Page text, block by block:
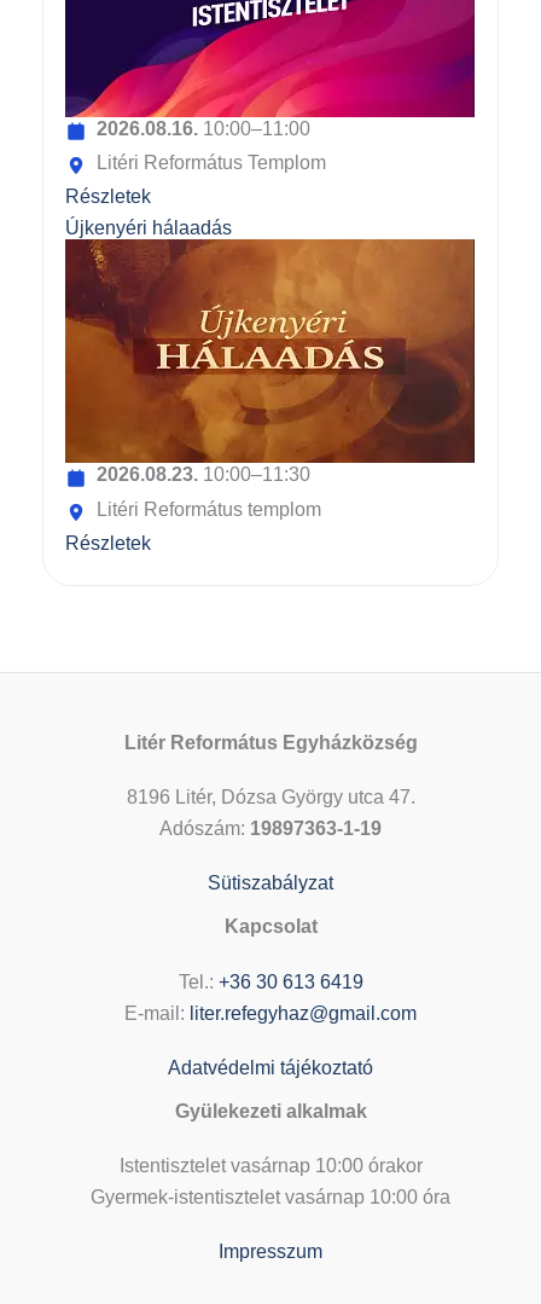
2026.08.16. 10:00–11:00
Litéri Református Templom
Részletek
Újkenyéri hálaadás
2026.08.23. 10:00–11:30
Litéri Református templom
Részletek
Litér Református Egyházközség
8196 Litér, Dózsa György utca 47.
Adószám: 19897363-1-19
Sütiszabályzat
Kapcsolat
Tel.: +36 30 613 6419
E-mail: liter.refegyhaz@gmail.com
Adatvédelmi tájékoztató
Gyülekezeti alkalmak
Istentisztelet vasárnap 10:00 órakor
Gyermek-istentisztelet vasárnap 10:00 óra
Impresszum